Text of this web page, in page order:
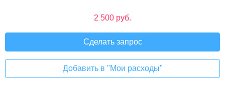
2 500 руб.
Сделать запрос
Добавить в "Мои расходы"